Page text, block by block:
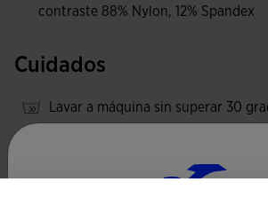
Logotipo de Joma bordado.
contraste 88% Nylon, 12% Spandex
Cuidados
Lavar a máquina sin superar 30